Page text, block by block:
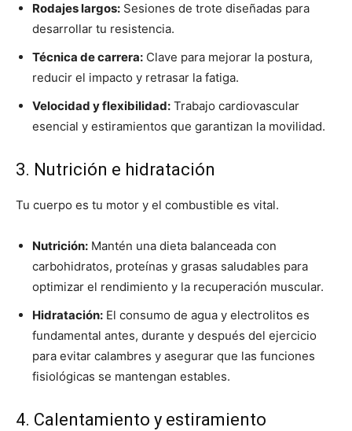
Rodajes largos: Sesiones de trote diseñadas para
desarrollar tu resistencia.
Técnica de carrera: Clave para mejorar la postura,
reducir el impacto y retrasar la fatiga.
Velocidad y flexibilidad: Trabajo cardiovascular
esencial y estiramientos que garantizan la movilidad.
3. Nutrición e hidratación
Tu cuerpo es tu motor y el combustible es vital.
Nutrición: Mantén una dieta balanceada con
carbohidratos, proteínas y grasas saludables para
optimizar el rendimiento y la recuperación muscular.
Hidratación: El consumo de agua y electrolitos es
fundamental antes, durante y después del ejercicio
para evitar calambres y asegurar que las funciones
fisiológicas se mantengan estables.
4. Calentamiento y estiramiento